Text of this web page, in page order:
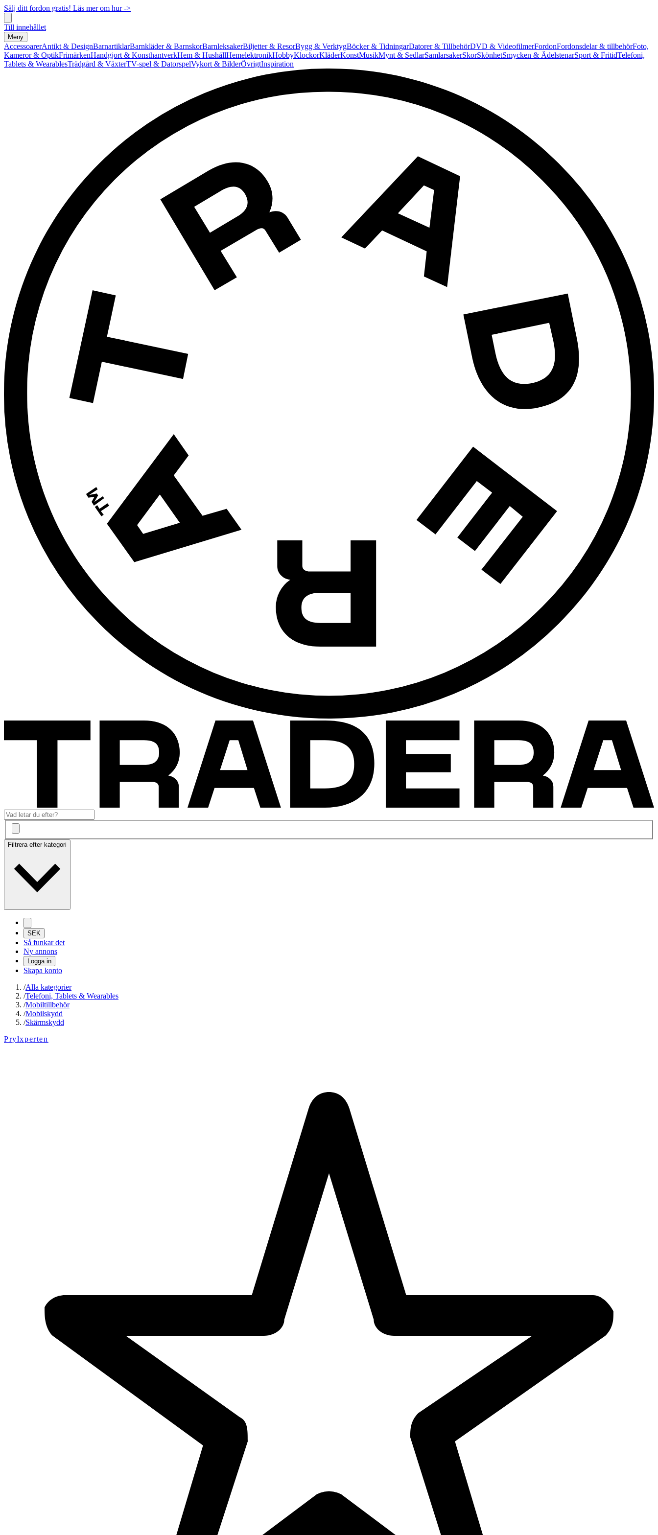
Sälj ditt fordon gratis! Läs mer om hur ->
Till innehållet
Meny
AccessoarerAntikt & DesignBarnartiklarBarnkläder & BarnskorBarnleksakerBiljetter & ResorBygg & VerktygBöcker & TidningarDatorer & TillbehörDVD & VideofilmerFordonFordonsdelar & tillbehörFoto,
Kameror & OptikFrimärkenHandgjort & KonsthantverkHem & HushållHemelektronikHobbyKlockorKläderKonstMusikMynt & SedlarSamlarsakerSkorSkönhetSmycken & ÄdelstenarSport & FritidTelefoni,
Tablets & WearablesTrädgård & VäxterTV-spel & DatorspelVykort & BilderÖvrigtInspiration
Filtrera efter kategori
SEK
Så funkar det
Ny annons
Logga in
Skapa konto
/Alla kategorier
/Telefoni, Tablets & Wearables
/Mobiltillbehör
/Mobilskydd
/Skärmskydd
Prylxperten